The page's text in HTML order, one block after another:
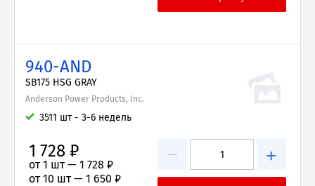
940-AND
SB175 HSG GRAY
Anderson Power Products, Inc.
3511 шт - 3-6 недель
− +
1 728 ₽
от 1 шт — 1 728 ₽
от 10 шт — 1 650 ₽